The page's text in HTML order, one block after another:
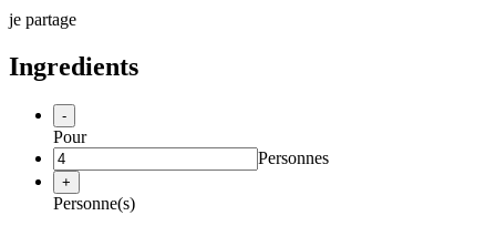
je partage
Ingredients
-
Pour
Personnes
+
Personne(s)